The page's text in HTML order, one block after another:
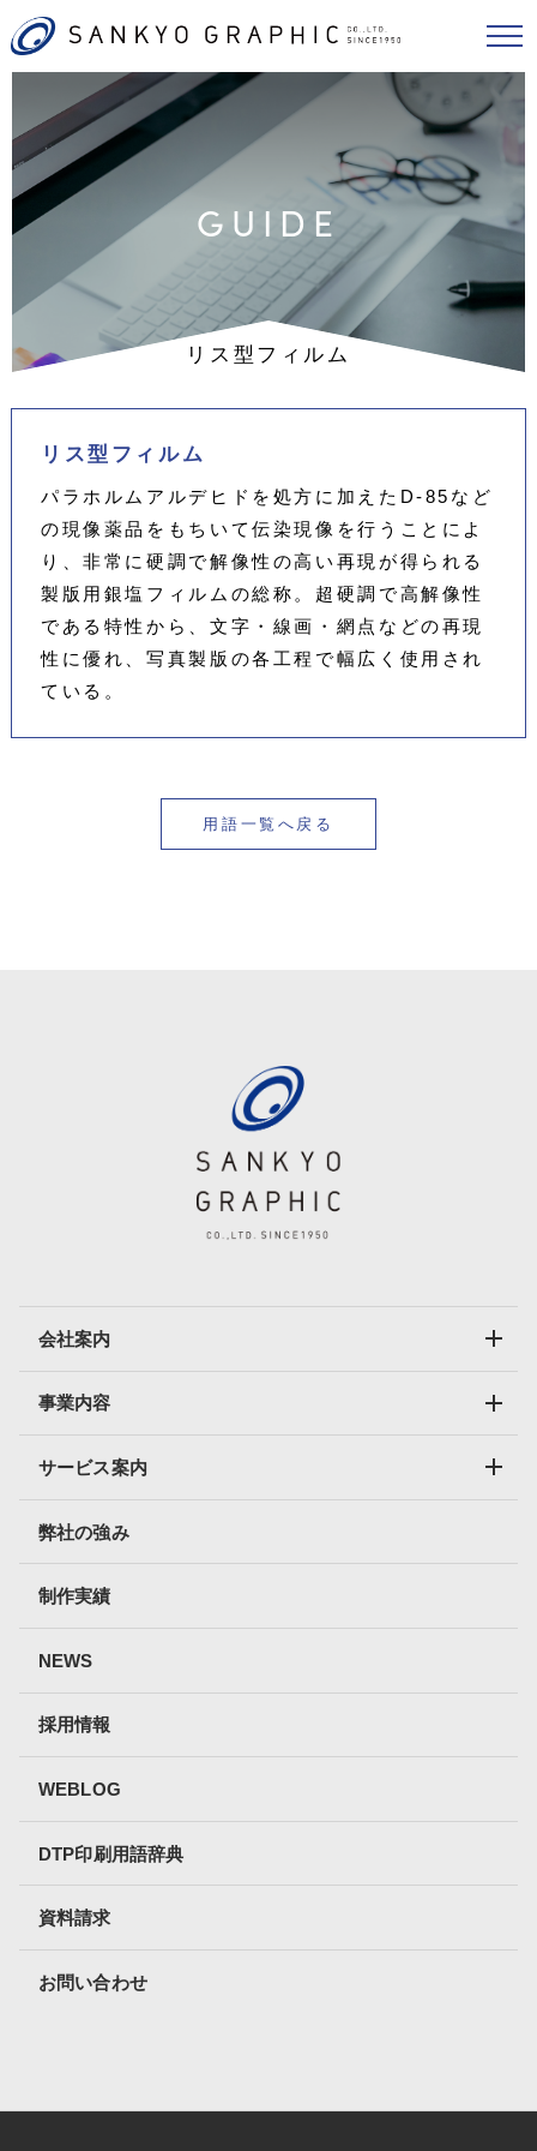
GUIDE
リス型フィルム
リス型フィルム
パラホルムアルデヒドを処方に加えたD-85など
の現像薬品をもちいて伝染現像を行うことによ
り、非常に硬調で解像性の高い再現が得られる
製版用銀塩フィルムの総称。超硬調で高解像性
である特性から、文字・線画・網点などの再現
性に優れ、写真製版の各工程で幅広く使用され
ている。
用語一覧へ戻る
会社案内
事業内容
サービス案内
弊社の強み
制作実績
NEWS
採用情報
WEBLOG
DTP印刷用語辞典
資料請求
お問い合わせ